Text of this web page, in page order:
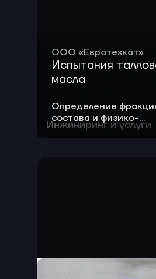
Инжиниринг и услуги
ООО «Евротехкат»
Испытания
масла
Определение
состава и физико-
химических свойств